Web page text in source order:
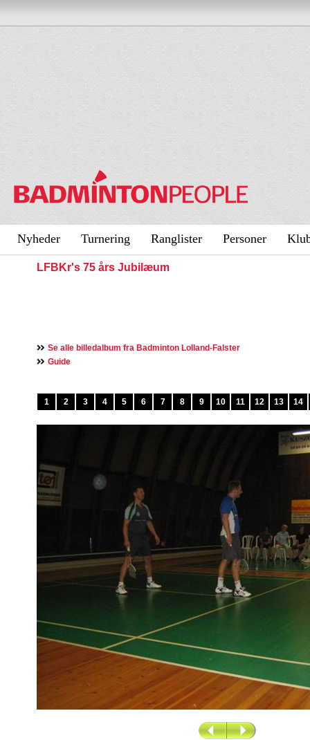
Nyheder Turnering Ranglister Personer
LFBKr's 75 års Jubilæum
Se alle billedalbum fra Badminton Lolland-Falster
Guide
1 2 3 4 5 6 7 8 9 10 11 12 13 14